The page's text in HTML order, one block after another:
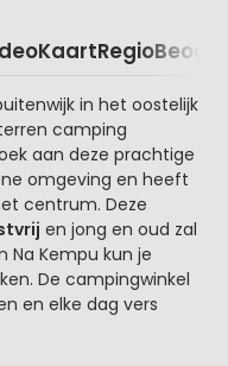
KaartRegio
in het oostelijk
camping
aan deze prachtige
omgeving en heeft
centrum. Deze
en jong en oud zal
Na Kempu kun je
De campingwinkel
en elke dag vers